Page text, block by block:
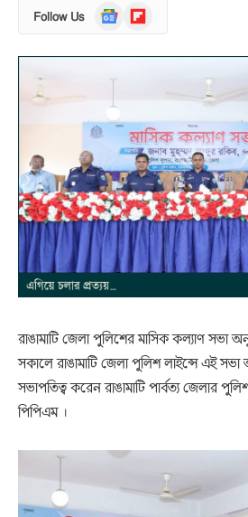
Follow Us
Google
News
Flipboard
রাঙামাটি জেলা পুলিশের মাসিক কল্যাণ সভা
সকালে রাঙামাটি জেলা পুলিশ লাইন্সে এই
সভাপতিত্ব করেন রাঙামাটি পার্বত্য জেলার
পিপিএম ।